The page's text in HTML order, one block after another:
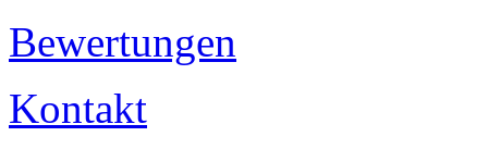
Bewertungen
Kontakt